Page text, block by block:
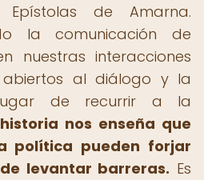
de Amarna.
la comunicación de
nuestras interacciones
abiertos al diálogo y la
de recurrir a la
nos enseña que
política pueden forjar
levantar barreras. Es